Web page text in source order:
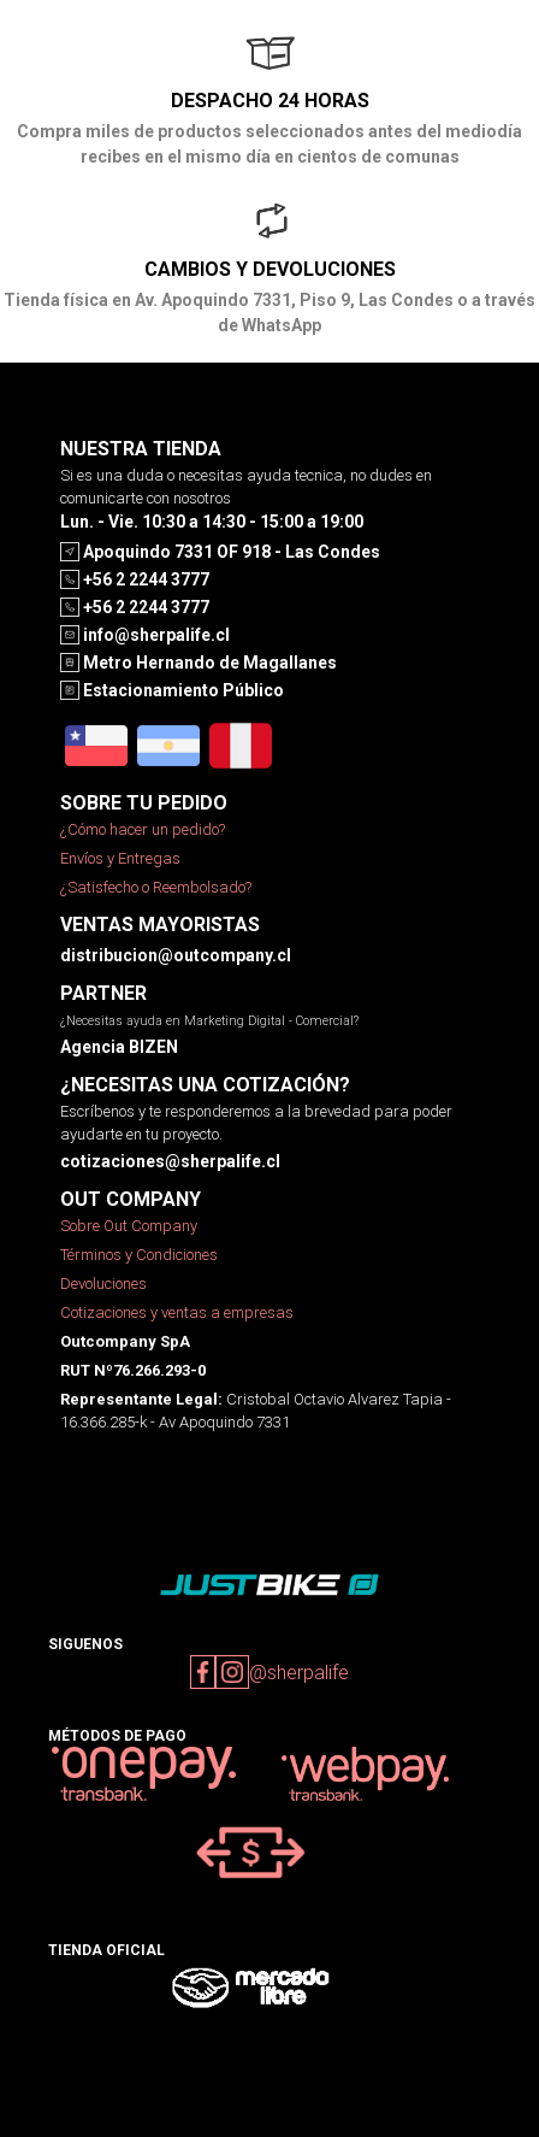
DESPACHO 24 HORAS
Compra miles de productos seleccionados antes del mediodía
recibes en el mismo día en cientos de comunas
CAMBIOS Y DEVOLUCIONES
Tienda física en Av. Apoquindo 7331, Piso 9, Las Condes o a través
de WhatsApp
NUESTRA TIENDA
Si es una duda o necesitas ayuda tecnica, no dudes en
comunicarte con nosotros
Lun. - Vie. 10:30 a 14:30 - 15:00 a 19:00
Apoquindo 7331 OF 918 - Las Condes
+56 2 2244 3777
+56 2 2244 3777
info@sherpalife.cl
Metro Hernando de Magallanes
Estacionamiento Público
SOBRE TU PEDIDO
¿Cómo hacer un pedido?
Envíos y Entregas
¿Satisfecho o Reembolsado?
VENTAS MAYORISTAS
distribucion@outcompany.cl
PARTNER
¿Necesitas ayuda en Marketing Digital - Comercial?
Agencia BIZEN
¿NECESITAS UNA COTIZACIÓN?
Escríbenos y te responderemos a la brevedad para poder
ayudarte en tu proyecto.
cotizaciones@sherpalife.cl
OUT COMPANY
Sobre Out Company
Términos y Condiciones
Devoluciones
Cotizaciones y ventas a empresas
Outcompany SpA
RUT Nº76.266.293-0
Representante Legal: Cristobal Octavio Alvarez Tapia -
16.366.285-k - Av Apoquindo 7331
SIGUENOS
@sherpalife
MÉTODOS DE PAGO
TIENDA OFICIAL